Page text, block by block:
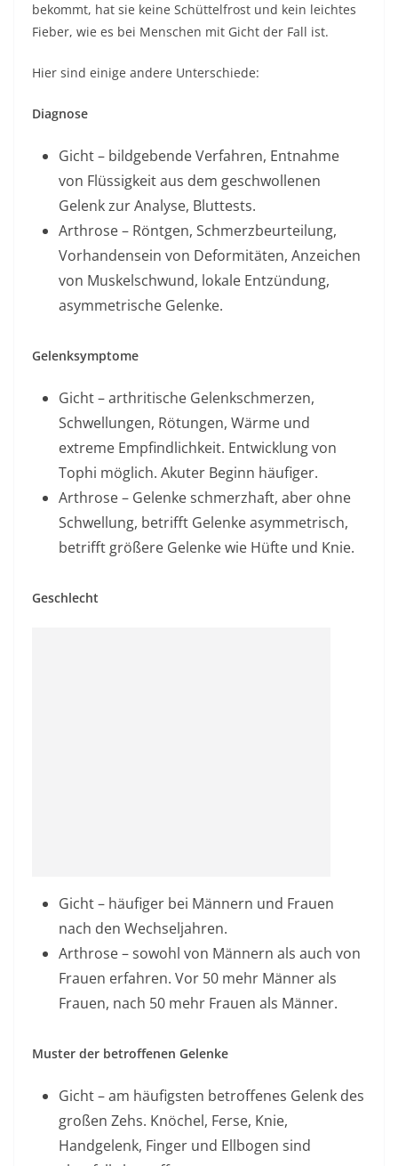
bekommt, hat sie keine Schüttelfrost und kein leichtes
Fieber, wie es bei Menschen mit Gicht der Fall ist.
Hier sind einige andere Unterschiede:
Diagnose
Gicht – bildgebende Verfahren, Entnahme
von Flüssigkeit aus dem geschwollenen
Gelenk zur Analyse, Bluttests.
Arthrose – Röntgen, Schmerzbeurteilung,
Vorhandensein von Deformitäten, Anzeichen
von Muskelschwund, lokale Entzündung,
asymmetrische Gelenke.
Gelenksymptome
Gicht – arthritische Gelenkschmerzen,
Schwellungen, Rötungen, Wärme und
extreme Empfindlichkeit. Entwicklung von
Tophi möglich. Akuter Beginn häufiger.
Arthrose – Gelenke schmerzhaft, aber ohne
Schwellung, betrifft Gelenke asymmetrisch,
betrifft größere Gelenke wie Hüfte und Knie.
Geschlecht
Gicht – häufiger bei Männern und Frauen
nach den Wechseljahren.
Arthrose – sowohl von Männern als auch von
Frauen erfahren. Vor 50 mehr Männer als
Frauen, nach 50 mehr Frauen als Männer.
Muster der betroffenen Gelenke
Gicht – am häufigsten betroffenes Gelenk des
großen Zehs. Knöchel, Ferse, Knie,
Handgelenk, Finger und Ellbogen sind